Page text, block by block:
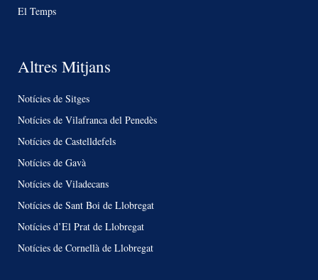
El Temps
Altres Mitjans
Notícies de Sitges
Notícies de Vilafranca del Penedès
Notícies de Castelldefels
Notícies de Gavà
Notícies de Viladecans
Notícies de Sant Boi de Llobregat
Notícies d’El Prat de Llobregat
Notícies de Cornellà de Llobregat